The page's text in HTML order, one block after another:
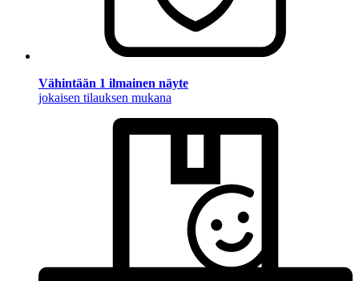
Vähintään 1 ilmainen näyte
jokaisen tilauksen mukana